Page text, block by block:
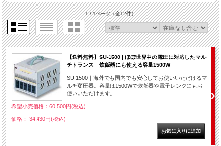
1 / 1ページ（全12件）
【送料無料】SU-1500 | ほぼ世界中の電圧に対応したマル
チトランス 炊飯器にも使える容量1500W
SU-1500｜海外でも国内でも安心してお使いいただけるマ
ルチ変圧器。容量は1500Wで炊飯器や電子レンジにもお
使いいただけます。
希望小売価格： 60,500円(税込)
価格： 34,430円(税込)